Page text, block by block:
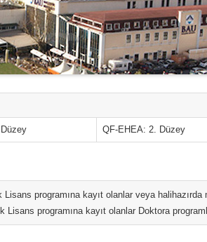
QF-EHEA: 2. Düzey
programına kayıt olanlar veya
programına kayıt olanlar Doktora